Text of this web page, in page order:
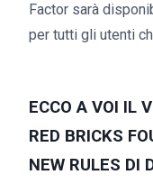
Factor sarà
per tutti gli utenti
ECCO A VOI IL
RED BRICKS
NEW RULES DI